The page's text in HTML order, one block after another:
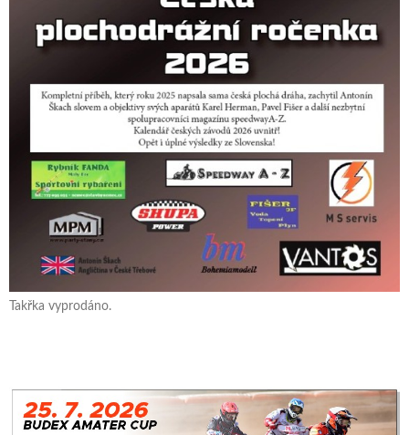
Takřka vyprodáno.